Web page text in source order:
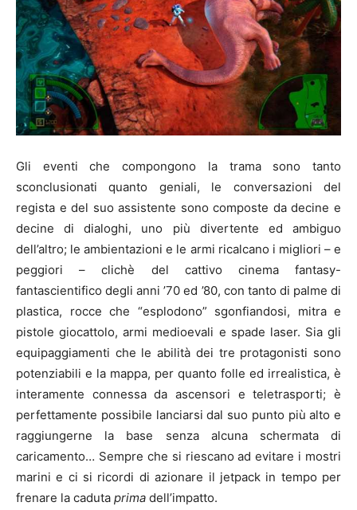
Gli eventi che compongono la trama sono tanto
sconclusionati quanto geniali, le conversazioni del
regista e del suo assistente sono composte da decine e
decine di dialoghi, uno più divertente ed ambiguo
dell’altro; le ambientazioni e le armi ricalcano i migliori – e
peggiori – clichè del cattivo cinema fantasy-
fantascientifico degli anni ’70 ed ’80, con tanto di palme di
plastica, rocce che “esplodono” sgonfiandosi, mitra e
pistole giocattolo, armi medioevali e spade laser. Sia gli
equipaggiamenti che le abilità dei tre protagonisti sono
potenziabili e la mappa, per quanto folle ed irrealistica, è
interamente connessa da ascensori e teletrasporti; è
perfettamente possibile lanciarsi dal suo punto più alto e
raggiungerne la base senza alcuna schermata di
caricamento… Sempre che si riescano ad evitare i mostri
marini e ci si ricordi di azionare il jetpack in tempo per
frenare la caduta prima dell’impatto.